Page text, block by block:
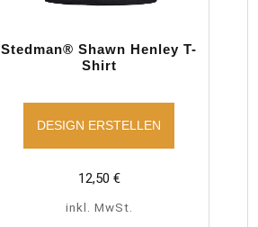
Stedman® Shawn Henley T-
Shirt
DESIGN ERSTELLEN
12,50 €
inkl. MwSt.